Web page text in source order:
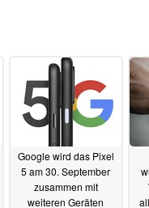
Google wird das Pixel
5 am 30. September
zusammen mit
weiteren Geräten